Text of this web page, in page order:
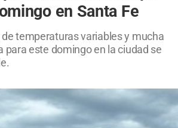
en Santa Fe
temperaturas variables y mucha
para este domingo en la ciudad se